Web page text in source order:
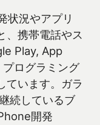
状況やアプリ
、携帯電話やス
Play, App
ログラミング
ています。ガラ
続しているブ
開発